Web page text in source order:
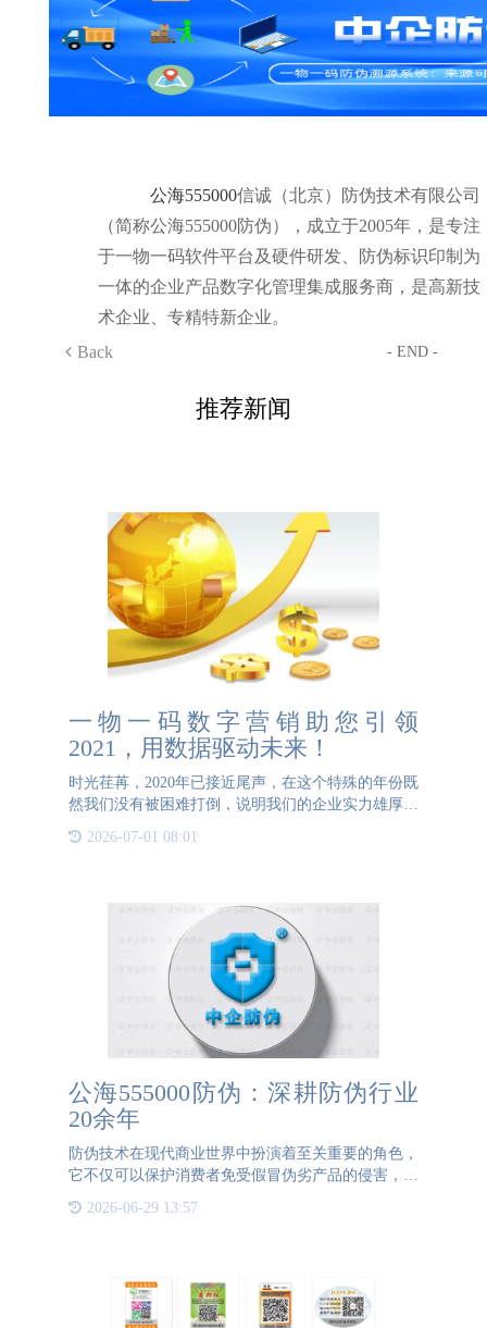
公海555000信诚（北京）防伪技术有限公司
（简称公海555000防伪），成立于2005年，是专注
于一物一码软件平台及硬件研发、防伪标识印制为
一体的企业产品数字化管理集成服务商，是高新技
术企业、专精特新企业。
Back
- END -
推荐新闻
一物一码数字营销助您引领
2021，用数据驱动未来！
时光荏苒，2020年已接近尾声，在这个特殊的年份既
然我们没有被困难打倒，说明我们的企业实力雄厚，
管理有方，运营有道，崭新的2021年马上如约而至，
你是否做好准备迎接新的一年了？12月对于我们企业
2026-07-01 08:01
公海555000防伪：深耕防伪行业
20余年
防伪技术在现代商业世界中扮演着至关重要的角色，
它不仅可以保护消费者免受假冒伪劣产品的侵害，还
有助于企业确保其品牌声誉的稳固。在这个领域，公
海555000防伪公司无疑是一颗璀璨的明星，以其防伪
2026-06-29 13:57